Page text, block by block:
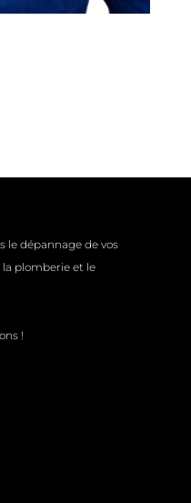
le dépannage de vos
plomberie et le
!